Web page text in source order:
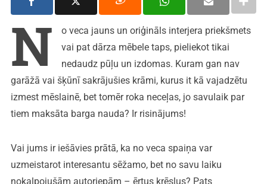
N
o veca jauns un oriģināls interjera priekšmets
vai pat dārza mēbele taps, pieliekot tikai
nedaudz pūļu un izdomas. Kuram gan nav
garāžā vai šķūnī sakrājušies krāmi, kurus it kā vajadzētu
izmest mēslainē, bet tomēr roka neceļas, jo savulaik par
tiem maksāta barga nauda? Ir risinājums!
Vai jums ir iešāvies prātā, ka no veca spaiņa var
uzmeistarot interesantu sēžamo, bet no savu laiku
nokalpojušām autoriepām – ērtus krēslus? Pats